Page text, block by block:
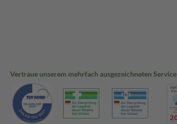
Vertraue unserem mehrfach ausgezeichneten Service